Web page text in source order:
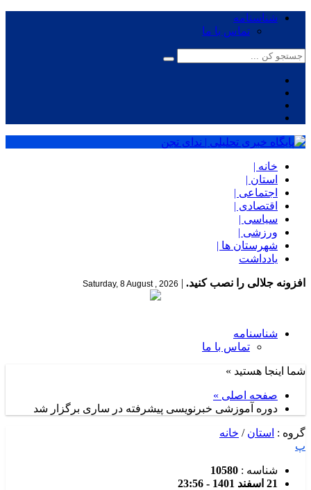
شناسنامه
تماس با ما
خانه |
استان |
اجتماعی |
اقتصادی |
سیاسی |
ورزشی |
شهرستان ها |
یادداشت
افزونه جلالی را نصب کنید. |
Saturday, 8 August , 2026
شناسنامه
تماس با ما
شما اینجا هستید »
صفحه اصلی »
دوره آموزشی خبرنویسی پیشرفته در ساری برگزار شد
گروه : استان / خانه
پ
شناسه : 10580
21 اسفند 1401 - 23:56